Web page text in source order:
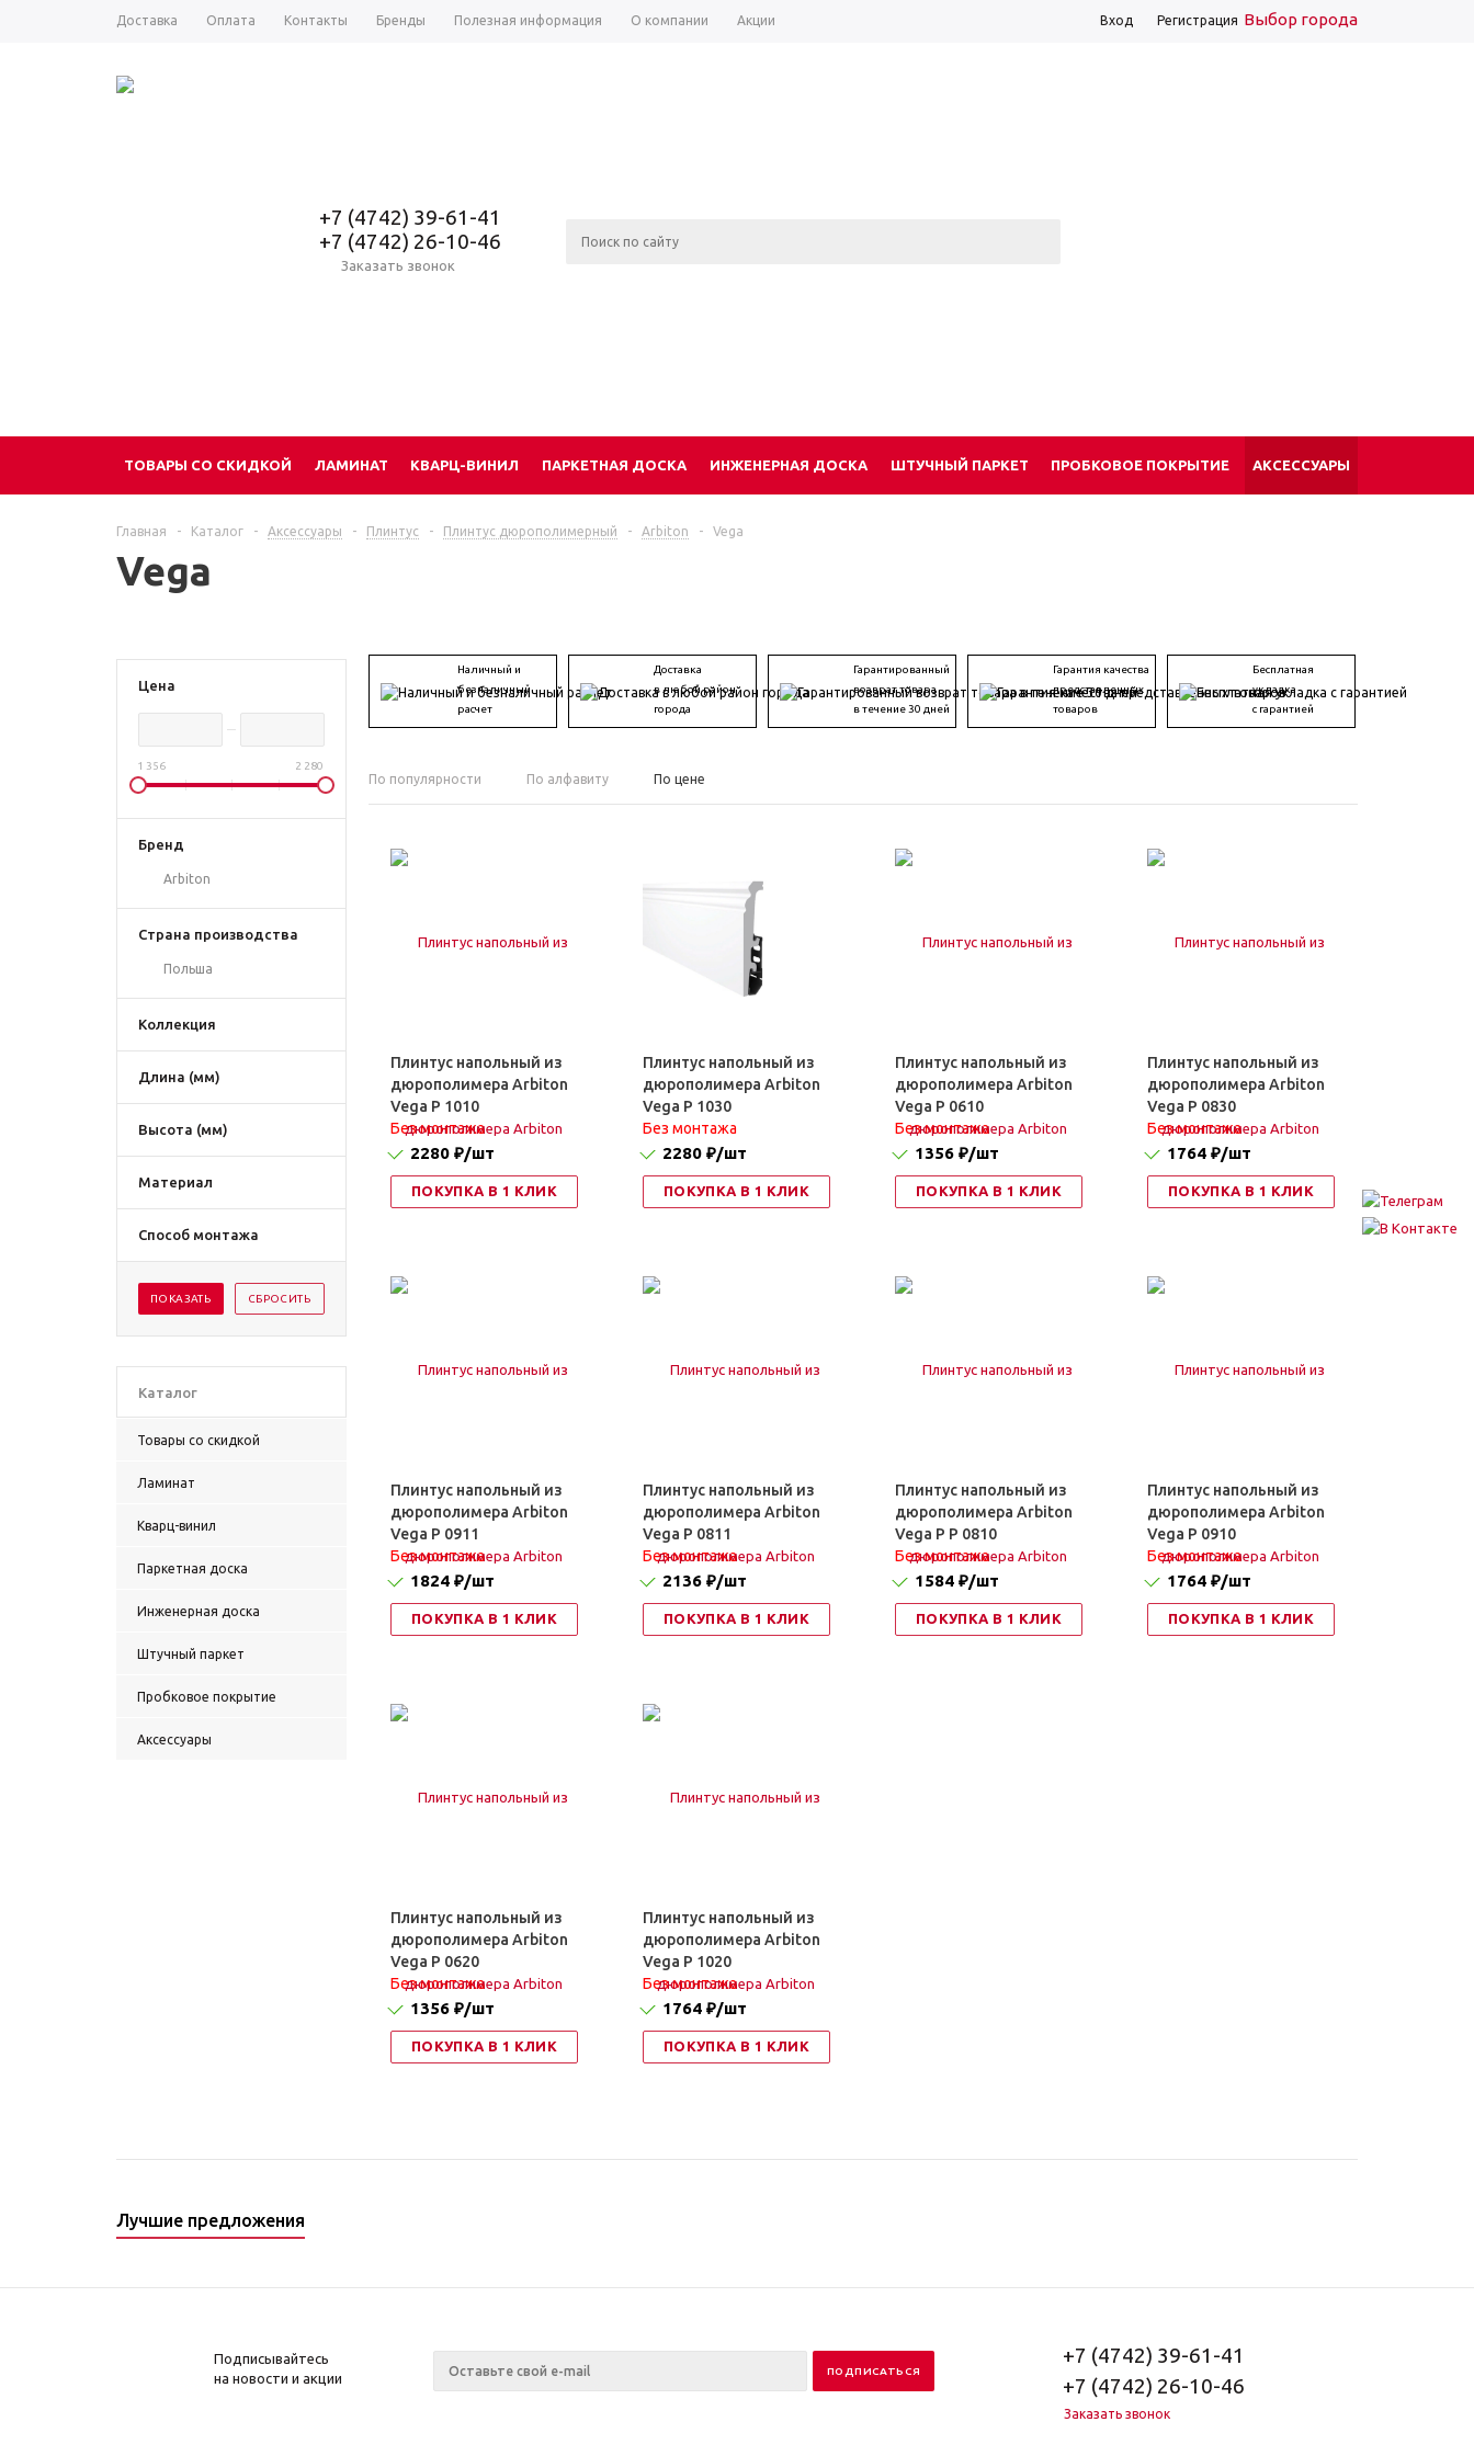
Доставка Оплата Контакты Бренды Полезная информация О компании Акции Выбор города
Вход Регистрация
+7 (4742) 39-61-41
+7 (4742) 26-10-46
Заказать звонок
ТОВАРЫ СО СКИДКОЙ ЛАМИНАТ КВАРЦ-ВИНИЛ ПАРКЕТНАЯ ДОСКА ИНЖЕНЕРНАЯ ДОСКА ШТУЧНЫЙ ПАРКЕТ ПРОБКОВОЕ ПОКРЫТИЕ АКСЕССУАРЫ
Главная - Каталог - Аксессуары - Плинтус - Плинтус дюрополимерный - Arbiton - Vega
Vega
Цена
1 356 2 280
Бренд
Arbiton
Страна производства
Польша
Коллекция
Длина (мм)
Высота (мм)
Материал
Способ монтажа
Каталог
Товары со скидкой
Ламинат
Кварц-винил
Паркетная доска
Инженерная доска
Штучный паркет
Пробковое покрытие
Аксессуары
Наличный и
безналичный
расчет
Доставка
в любой район
города
Гарантированный
возврат товара
в течение 30 дней
Гарантия качества
представленных
товаров
Бесплатная
укладка
с гарантией
По популярности По алфавиту По цене
Плинтус напольный из
дюрополимера Arbiton
Vega P 1010
Без монтажа
2280 ₽/шт
ПОКУПКА В 1 КЛИК
Плинтус напольный из
дюрополимера Arbiton
Vega P 1030
Без монтажа
2280 ₽/шт
ПОКУПКА В 1 КЛИК
Плинтус напольный из
дюрополимера Arbiton
Vega P 0610
Без монтажа
1356 ₽/шт
ПОКУПКА В 1 КЛИК
Плинтус напольный из
дюрополимера Arbiton
Vega P 0830
Без монтажа
1764 ₽/шт
ПОКУПКА В 1 КЛИК
Плинтус напольный из
дюрополимера Arbiton
Vega P 0911
Без монтажа
1824 ₽/шт
ПОКУПКА В 1 КЛИК
Плинтус напольный из
дюрополимера Arbiton
Vega P 0811
Без монтажа
2136 ₽/шт
ПОКУПКА В 1 КЛИК
Плинтус напольный из
дюрополимера Arbiton
Vega P P 0810
Без монтажа
1584 ₽/шт
ПОКУПКА В 1 КЛИК
Плинтус напольный из
дюрополимера Arbiton
Vega P 0910
Без монтажа
1764 ₽/шт
ПОКУПКА В 1 КЛИК
Плинтус напольный из
дюрополимера Arbiton
Vega P 0620
Без монтажа
1356 ₽/шт
ПОКУПКА В 1 КЛИК
Плинтус напольный из
дюрополимера Arbiton
Vega P 1020
Без монтажа
1764 ₽/шт
ПОКУПКА В 1 КЛИК
Лучшие предложения
Подписывайтесь
на новости и акции
+7 (4742) 39-61-41
+7 (4742) 26-10-46
Заказать звонок